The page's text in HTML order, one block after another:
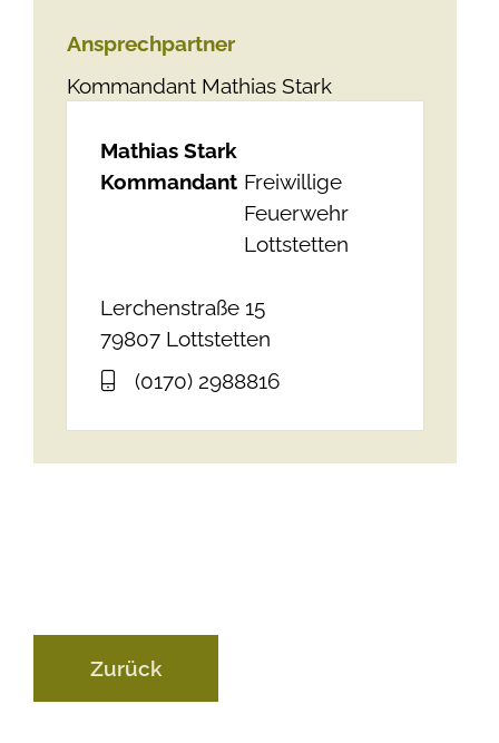
Ansprechpartner
Kommandant Mathias Stark
Kommandant
Mathias Stark
Freiwillige
Feuerwehr
Lottstetten
Lerchenstraße 15
79807 Lottstetten
(0170) 2988816
Zurück